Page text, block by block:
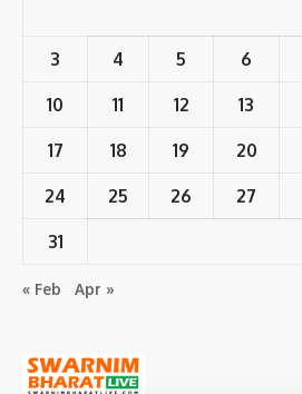
3 4 5 6
10 11 12 13
17 18 19 20
24 25 26 27
31
« Feb Apr »